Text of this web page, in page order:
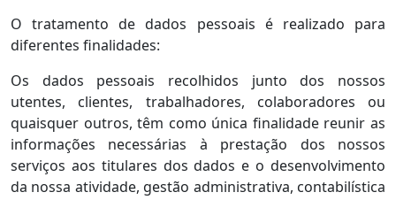
O tratamento de dados pessoais é realizado para
diferentes finalidades:
Os dados pessoais recolhidos junto dos nossos
utentes, clientes, trabalhadores, colaboradores ou
quaisquer outros, têm como única finalidade reunir as
informações necessárias à prestação dos nossos
serviços aos titulares dos dados e o desenvolvimento
da nossa atividade, gestão administrativa, contabilística